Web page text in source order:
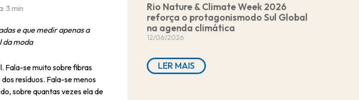
3 min
e que medir apenas a
da moda
Fala-se muito sobre fibras
resíduos. Fala-se menos
sobre quantas vezes ela de
Rio Nature & Climate Week 2026
reforça o protagonismodo Sul Global
na agenda climática
12/06/2026
LER MAIS